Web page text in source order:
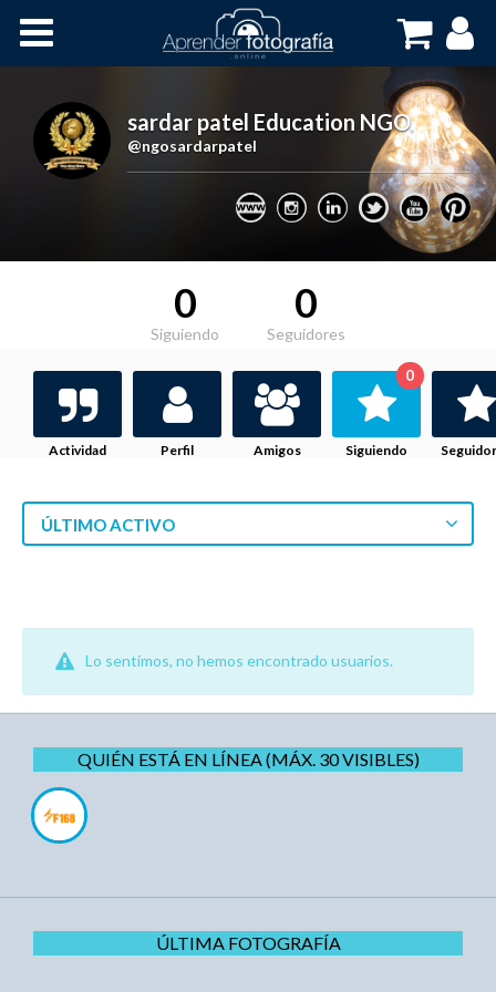
Cursos OnLine
sardar patel Education NGO,
@ngosardarpatel
0
Siguiendo
0
Seguidores
Actividad Perfil Amigos Siguiendo
0
ÚLTIMO ACTIVO
Lo sentimos, no hemos encontrado usuarios.
QUIÉN ESTÁ EN LÍNEA (MÁX. 30 VISIBLES)
ÚLTIMA FOTOGRAFÍA